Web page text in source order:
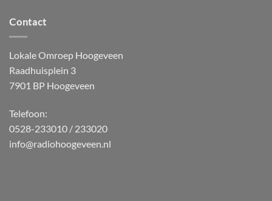
Contact
Lokale Omroep Hoogeveen
Raadhuisplein 3
7901 BP Hoogeveen
Telefoon:
0528-233010 / 233020
info@radiohoogeveen.nl